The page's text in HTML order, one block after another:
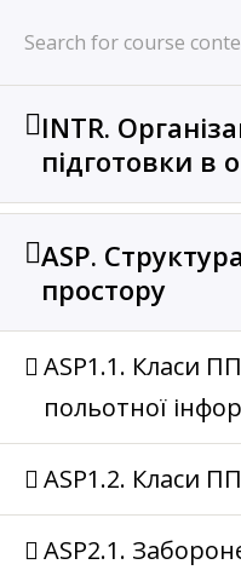
LVIV
Home Курси
INTR.
підготовки в
ASP.
простору
ASP1.1. Класи
польотної
ASP1.2. Класи
ASP2.1.